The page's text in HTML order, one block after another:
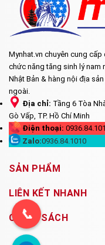
Mynhat.vn chuyên cung
chức năng tăng sinh lý nam
Nhật Bản & hàng nội địa
ngoài.
Địa chỉ: Tầng 6 Tòa
Gò Vấp, TP. Hồ Chí Minh
Điện thoại:
Zalo:0936.84.1010
SẢN PHẨM
LIÊN KẾT NHANH
CHÍNH SÁCH
📞